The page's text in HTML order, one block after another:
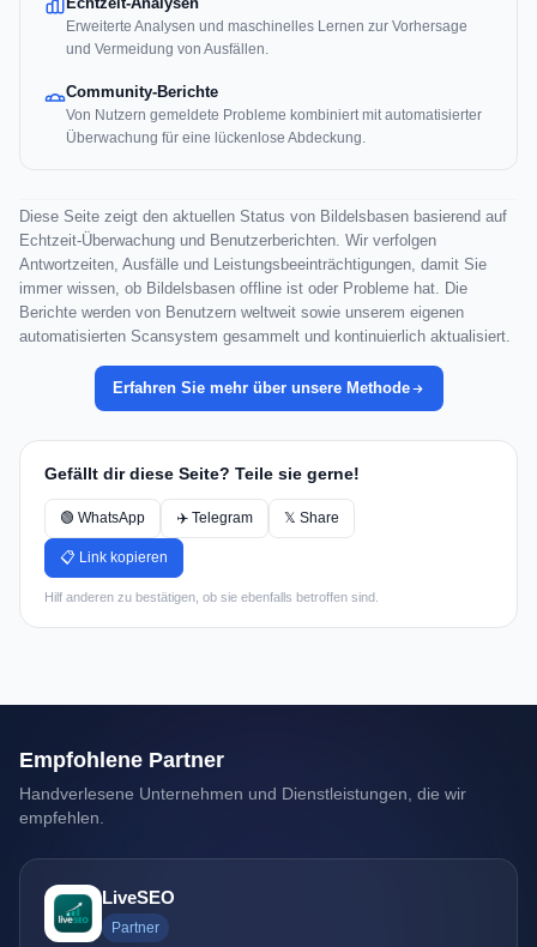
Erweiterte Analysen und maschinelles Lernen zur Vorhersage
und Vermeidung von Ausfällen.
Community-Berichte
Von Nutzern gemeldete Probleme kombiniert mit automatisierter
Überwachung für eine lückenlose Abdeckung.
Diese Seite zeigt den aktuellen Status von Bildelsbasen basierend auf
Echtzeit-Überwachung und Benutzerberichten. Wir verfolgen
Antwortzeiten, Ausfälle und Leistungsbeeinträchtigungen, damit Sie
immer wissen, ob Bildelsbasen offline ist oder Probleme hat. Die
Berichte werden von Benutzern weltweit sowie unserem eigenen
automatisierten Scansystem gesammelt und kontinuierlich aktualisiert.
Erfahren Sie mehr über unsere Methode
Gefällt dir diese Seite? Teile sie gerne!
🟢 WhatsApp ✈️ Telegram 𝕏 Share
📋 Link kopieren
Hilf anderen zu bestätigen, ob sie ebenfalls betroffen sind.
Empfohlene Partner
Handverlesene Unternehmen und Dienstleistungen, die wir
empfehlen.
LiveSEO
Partner